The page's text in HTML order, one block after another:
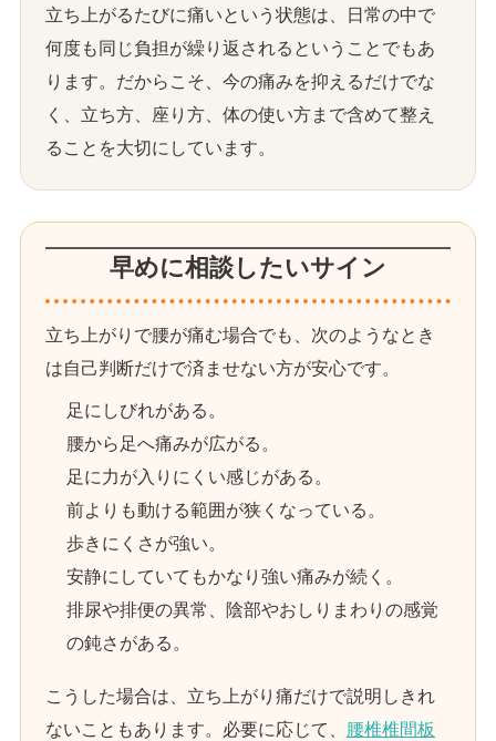
立ち上がるたびに痛いという状態は、日常の中で
何度も同じ負担が繰り返されるということでもあ
ります。だからこそ、今の痛みを抑えるだけでな
く、立ち方、座り方、体の使い方まで含めて整え
ることを大切にしています。
早めに相談したいサイン
立ち上がりで腰が痛む場合でも、次のようなとき
は自己判断だけで済ませない方が安心です。
足にしびれがある。
腰から足へ痛みが広がる。
足に力が入りにくい感じがある。
前よりも動ける範囲が狭くなっている。
歩きにくさが強い。
安静にしていてもかなり強い痛みが続く。
排尿や排便の異常、陰部やおしりまわりの感覚
の鈍さがある。
こうした場合は、立ち上がり痛だけで説明しきれ
ないこともあります。必要に応じて、 腰椎椎間板